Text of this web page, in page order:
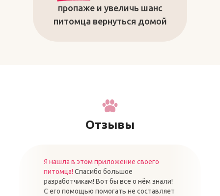
пропаже и увеличь шанс
питомца вернуться домой
Отзывы
Я нашла в этом приложение своего
питомца! Спасибо большое
разработчикам! Вот бы все о нём знали!
С его помощью помогать не составляет